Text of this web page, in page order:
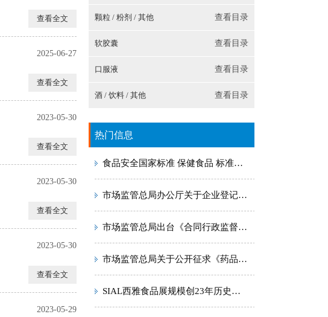
查看全文
2025-06-27
查看全文
2023-05-30
查看全文
2023-05-30
查看全文
2023-05-30
查看全文
2023-05-29
颗粒 / 粉剂 / 其他 查看目录
软胶囊 查看目录
口服液 查看目录
酒 / 饮料 / 其他 查看目录
热门信息
食品安全国家标准 保健食品 标准号：GB 16740-2014
市场监管总局办公厅关于企业登记注册地址变更后旧版包装材料使用期限的复函
市场监管总局出台《合同行政监督管理办法》
市场监管总局关于公开征求《药品、医疗器械、保健食品、特殊医学用途配方食品广告审查管理办法（征求意见稿）》意见的通知
SIAL西雅食品展规模创23年历史新高 世界食品产业峰会成就创新盛典